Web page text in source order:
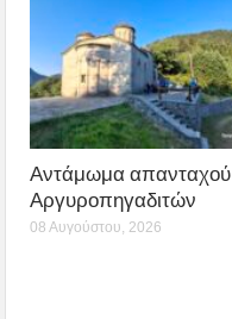
Αντάμωμα απανταχού
Αργυροπηγαδιτών
08 Αυγούστου, 2026